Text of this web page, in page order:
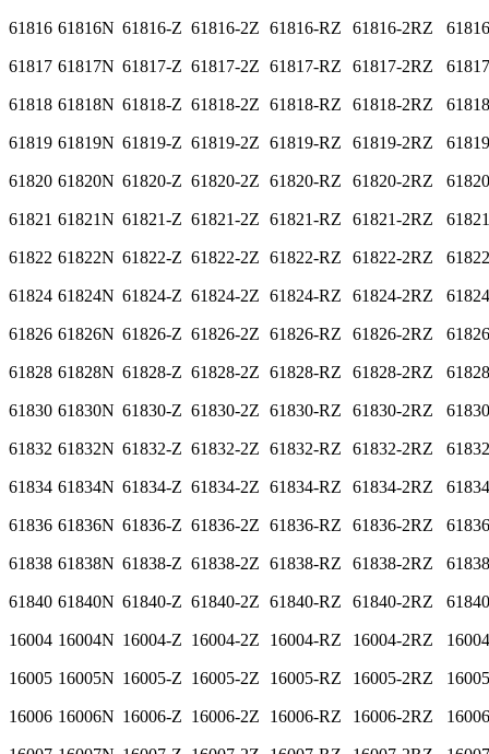
61816 61816N 61816-Z 61816-2Z 61816-RZ 61816-2RZ
61817 61817N 61817-Z 61817-2Z 61817-RZ 61817-2RZ
61818 61818N 61818-Z 61818-2Z 61818-RZ 61818-2RZ
61819 61819N 61819-Z 61819-2Z 61819-RZ 61819-2RZ
61820 61820N 61820-Z 61820-2Z 61820-RZ 61820-2RZ
61821 61821N 61821-Z 61821-2Z 61821-RZ 61821-2RZ
61822 61822N 61822-Z 61822-2Z 61822-RZ 61822-2RZ
61824 61824N 61824-Z 61824-2Z 61824-RZ 61824-2RZ
61826 61826N 61826-Z 61826-2Z 61826-RZ 61826-2RZ
61828 61828N 61828-Z 61828-2Z 61828-RZ 61828-2RZ
61830 61830N 61830-Z 61830-2Z 61830-RZ 61830-2RZ
61832 61832N 61832-Z 61832-2Z 61832-RZ 61832-2RZ
61834 61834N 61834-Z 61834-2Z 61834-RZ 61834-2RZ
61836 61836N 61836-Z 61836-2Z 61836-RZ 61836-2RZ
61838 61838N 61838-Z 61838-2Z 61838-RZ 61838-2RZ
61840 61840N 61840-Z 61840-2Z 61840-RZ 61840-2RZ
16004 16004N 16004-Z 16004-2Z 16004-RZ 16004-2RZ
16005 16005N 16005-Z 16005-2Z 16005-RZ 16005-2RZ
16006 16006N 16006-Z 16006-2Z 16006-RZ 16006-2RZ